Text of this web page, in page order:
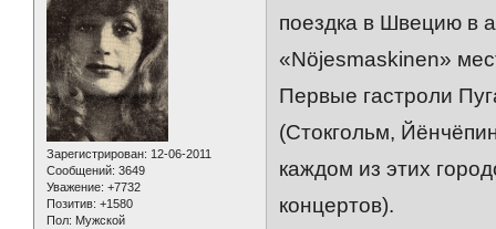
Зарегистрирован: 12-06-2011
Сообщений: 3649
Уважение: +7732
Позитив: +1580
Пол: Мужской
поездка в Швецию в
«Nöjesmaskinen»
Первые гастроли
(Стокгольм,
каждом из этих
концертов).